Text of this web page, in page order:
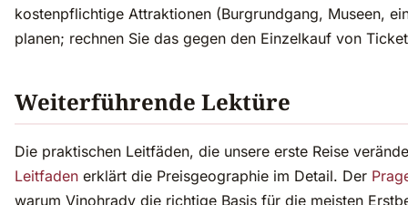
kostenpflichtige Attraktionen (Burgrundgang, Museen,
planen; rechnen Sie das gegen den Einzelkauf von
Weiterführende Lektüre
Die praktischen Leitfäden, die unsere erste Reise
Leitfaden erklärt die Preisgeographie im Detail. Der
warum Vinohrady die richtige Basis für die meisten